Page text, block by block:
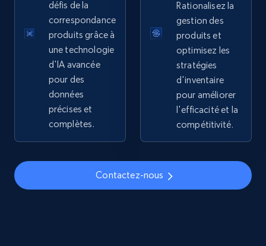
Commencer
TikTok Shop - discover records by shop url
URL, Title, Available, Description, Currency, Initial
price, Final price, Discount percent, and more.
défis de la
correspondance
produits grâce à
une technologie
d'IA avancée
pour des
données
précises et
complètes.
Rationalisez la
gestion des
produits et
optimisez les
stratégies
d'inventaire
pour améliorer
l'efficacité et la
compétitivité.
Contactez-nous